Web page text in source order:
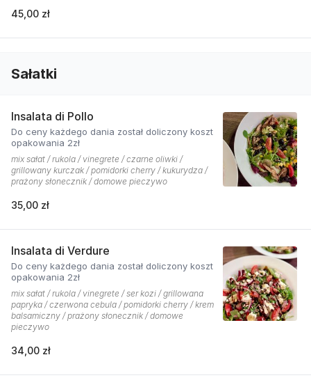
45,00 zł
Sałatki
Insalata di Pollo
Do ceny każdego dania został doliczony koszt
opakowania 2zł
mix sałat / rukola / vinegrete / czarne oliwki /
grillowany kurczak / pomidorki cherry / kukurydza /
prażony słonecznik / domowe pieczywo
35,00 zł
Insalata di Verdure
Do ceny każdego dania został doliczony koszt
opakowania 2zł
mix sałat / rukola / vinegrete / ser kozi / grillowana
papryka / czerwona cebula / pomidorki cherry / krem
balsamiczny / prażony słonecznik / domowe
pieczywo
34,00 zł